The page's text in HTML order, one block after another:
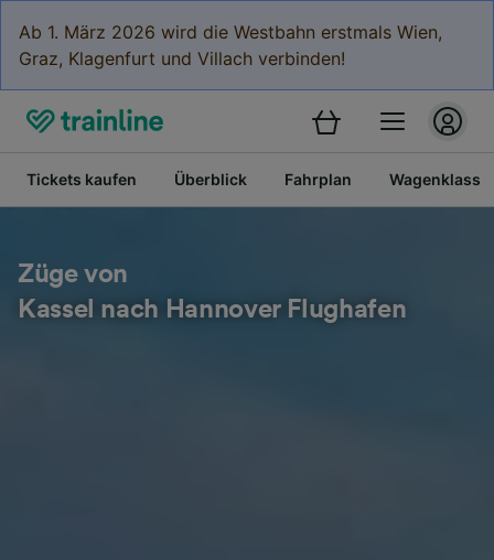
Ab 1. März 2026 wird die Westbahn erstmals Wien,
Graz, Klagenfurt und Villach verbinden!
Tickets kaufen Überblick Fahrplan
Züge von
Kassel nach Hannover Flughafen